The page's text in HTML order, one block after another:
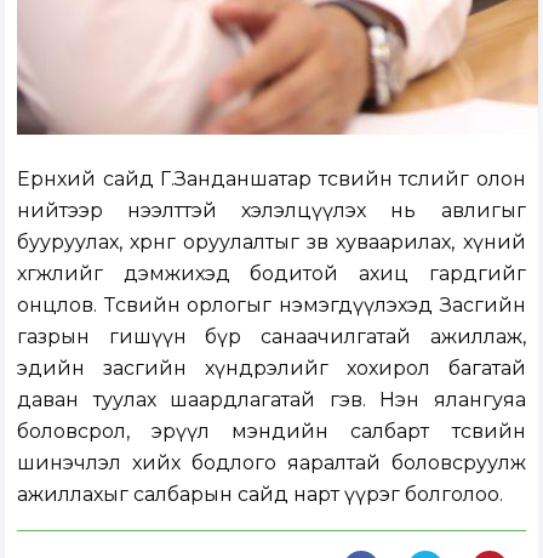
Ерөнхий сайд Г.Занданшатар төсвийн төслийг олон
нийтээр нээлттэй хэлэлцүүлэх нь авлигыг
бууруулах, хөрөнгө оруулалтыг зөв хуваарилах, хүний
хөгжлийг дэмжихэд бодитой ахиц гардгийг
онцлов. Төсвийн орлогыг нэмэгдүүлэхэд Засгийн
газрын гишүүн бүр санаачилгатай ажиллаж,
эдийн засгийн хүндрэлийг хохирол багатай
даван туулах шаардлагатай гэв. Нэн ялангуяа
боловсрол, эрүүл мэндийн салбарт төсвийн
шинэчлэл хийх бодлого яаралтай боловсруулж
ажиллахыг салбарын сайд нарт үүрэг болголоо.